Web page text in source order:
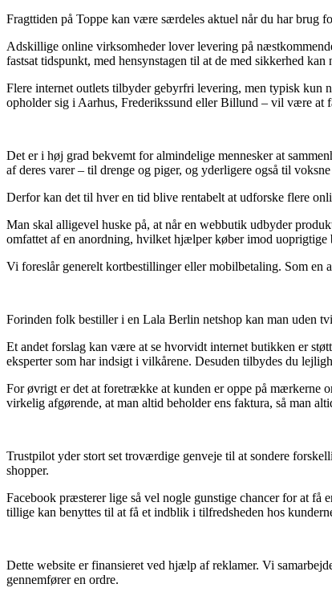
Fragttiden på Toppe kan være særdeles aktuel når du har brug
Adskillige online virksomheder lover levering på
fastsat tidspunkt, med hensynstagen til at de med sikkerhed
Flere internet outlets tilbyder gebyrfri levering, men typisk kun
opholder sig i Aarhus, Frederikssund eller Billund – vil være at
Det er i høj grad bekvemt for almindelige mennesker at
af deres varer – til drenge og piger, og yderligere også til
Derfor kan det til hver en tid blive rentabelt at udforske flere
Man skal alligevel huske på, at når en webbutik udbyder
omfattet af en anordning, hvilket hjælper køber imod uoprigtige
Vi foreslår generelt kortbestillinger eller mobilbetaling. Som en
Forinden folk bestiller i en Lala Berlin netshop kan man uden
Et andet forslag kan være at se hvorvidt internet butikken er
eksperter som har indsigt i vilkårene. Desuden tilbydes du
For øvrigt er det at foretrække at kunden er oppe på mærkerne
virkelig afgørende, at man altid beholder ens faktura, så man
Trustpilot yder stort set troværdige genveje til at sondere
shopper.
Facebook præsterer lige så vel nogle gunstige chancer for at
tillige kan benyttes til at få et indblik i tilfredsheden hos
Dette website er finansieret ved hjælp af reklamer. Vi
gennemfører en ordre.